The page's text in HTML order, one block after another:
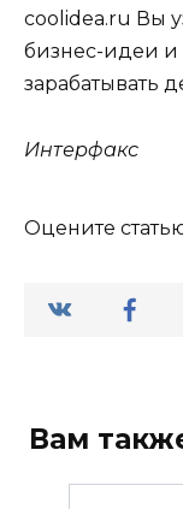
coolidea.ru Вы
бизнес-идеи и
зарабатывать
Интерфакс
Оцените
Вам